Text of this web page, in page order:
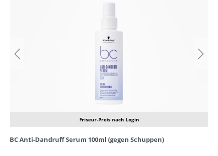
Friseur-Preis nach Login
BC Anti-Dandruff Serum 100ml (gegen Schuppen)